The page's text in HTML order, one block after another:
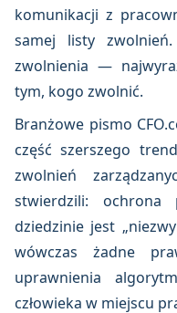
komunikacji z
samej listy
zwolnienia —
tym, kogo zwolnić.
Branżowe pismo
część szerszego
zwolnień
stwierdzili:
dziedzinie jest
wówczas żadne
uprawnienia
człowieka w miejscu